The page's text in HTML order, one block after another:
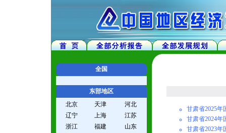
全国
东部地区
北京
天津
河北
辽宁
上海
江苏
浙江
福建
山东
甘肃省2025年
甘肃省2024年
甘肃省2023年